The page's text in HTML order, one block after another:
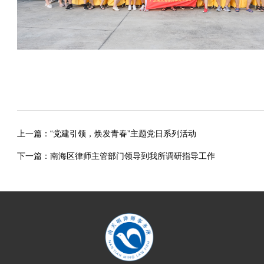
上一篇： “党建引领，焕发青春”主题党日系列活动
下一篇： 南海区律师主管部门领导到我所调研指导工作